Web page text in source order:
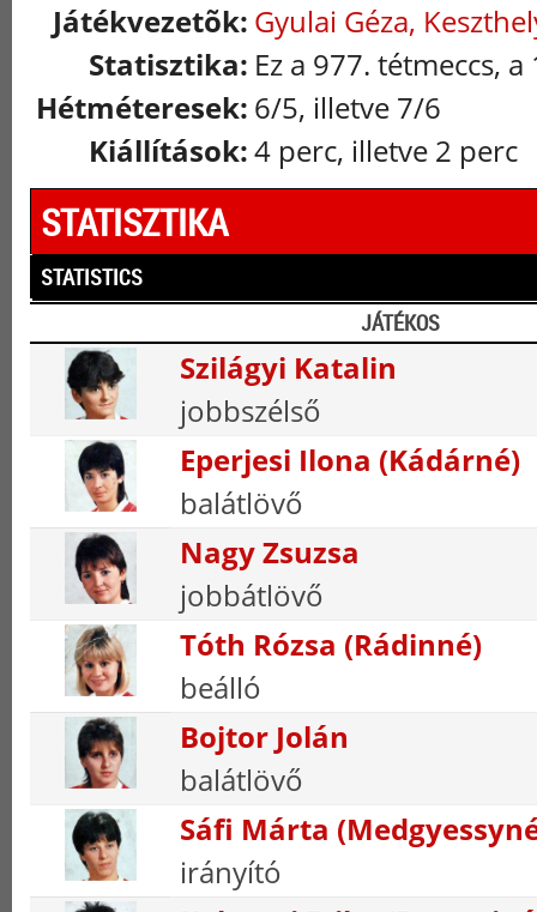
Játékvezetõk: Gyulai Géza,
Statisztika: Ez a 977. tétmeccs,
Hétméteresek: 6/5, illetve 7/6
Kiállítások:4 perc, illetve 2 perc
STATISZTIKA
STATISTICS
JÁTÉKOS
Szilágyi Katalin
jobbszélső
Eperjesi Ilona (Kádárné)
balátlövő
Nagy Zsuzsa
jobbátlövő
Tóth Rózsa (Rádinné)
beálló
Bojtor Jolán
balátlövő
Sáfi Márta
irányító